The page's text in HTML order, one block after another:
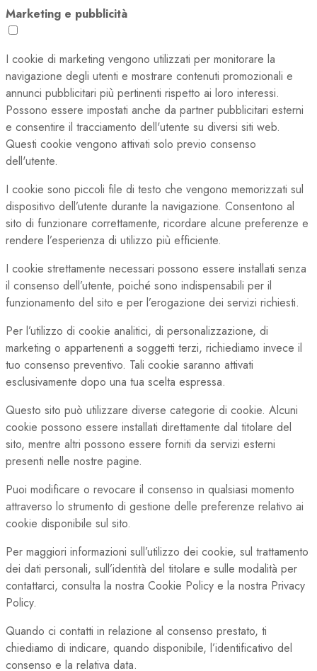
Marketing e pubblicità
I cookie di marketing vengono utilizzati per monitorare la
navigazione degli utenti e mostrare contenuti promozionali e
annunci pubblicitari più pertinenti rispetto ai loro interessi.
Possono essere impostati anche da partner pubblicitari esterni
e consentire il tracciamento dell'utente su diversi siti web.
Questi cookie vengono attivati solo previo consenso
dell'utente.
I cookie sono piccoli file di testo che vengono memorizzati sul
dispositivo dell’utente durante la navigazione. Consentono al
sito di funzionare correttamente, ricordare alcune preferenze e
rendere l’esperienza di utilizzo più efficiente.
I cookie strettamente necessari possono essere installati senza
il consenso dell’utente, poiché sono indispensabili per il
funzionamento del sito e per l’erogazione dei servizi richiesti.
Per l’utilizzo di cookie analitici, di personalizzazione, di
marketing o appartenenti a soggetti terzi, richiediamo invece il
tuo consenso preventivo. Tali cookie saranno attivati
esclusivamente dopo una tua scelta espressa.
Questo sito può utilizzare diverse categorie di cookie. Alcuni
cookie possono essere installati direttamente dal titolare del
sito, mentre altri possono essere forniti da servizi esterni
presenti nelle nostre pagine.
Puoi modificare o revocare il consenso in qualsiasi momento
attraverso lo strumento di gestione delle preferenze relativo ai
cookie disponibile sul sito.
Per maggiori informazioni sull’utilizzo dei cookie, sul trattamento
dei dati personali, sull’identità del titolare e sulle modalità per
contattarci, consulta la nostra Cookie Policy e la nostra Privacy
Policy.
Quando ci contatti in relazione al consenso prestato, ti
chiediamo di indicare, quando disponibile, l’identificativo del
consenso e la relativa data.